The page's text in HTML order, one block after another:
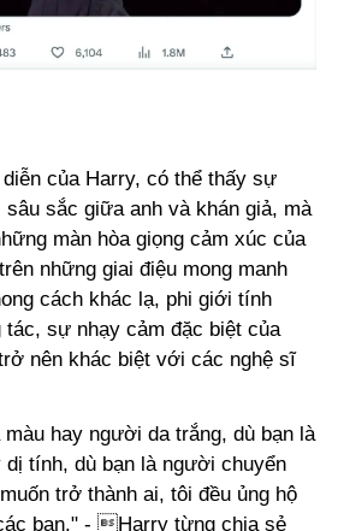
của Harry, có thể thấy sự
sâu sắc giữa anh và khán giả, mà
màn hòa giọng cảm xúc của
những giai điệu mong manh
cách khác lạ, phi giới tính
tác, sự nhạy cảm đặc biệt của
nên khác biệt với các nghệ sĩ
hay người da trắng, dù bạn là
tính, dù bạn là người chuyển
trở thành ai, tôi đều ủng hộ
bạn." - Harry từng chia sẻ